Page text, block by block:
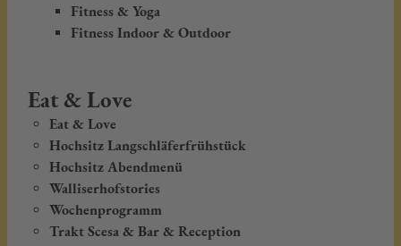
Fitness & Yoga
Fitness Indoor & Outdoor
Eat & Love
Eat & Love
Hochsitz Langschläferfrühstück
Hochsitz Abendmenü
Walliserhofstories
Wochenprogramm
Trakt Scesa & Bar & Reception